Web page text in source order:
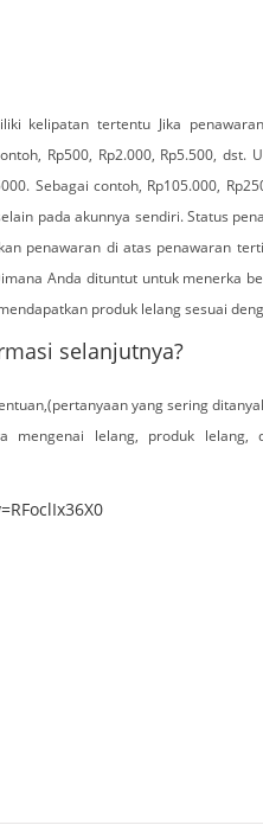
kelipatan tertentu Jika
Rp500, Rp2.000, Rp5.500, dst.
Sebagai contoh, Rp105.000,
pada akunnya sendiri. Status
penawaran di atas penawaran
Anda dituntut untuk menerka
produk lelang sesuai
selanjutnya?
yang sering
mengenai lelang, produk